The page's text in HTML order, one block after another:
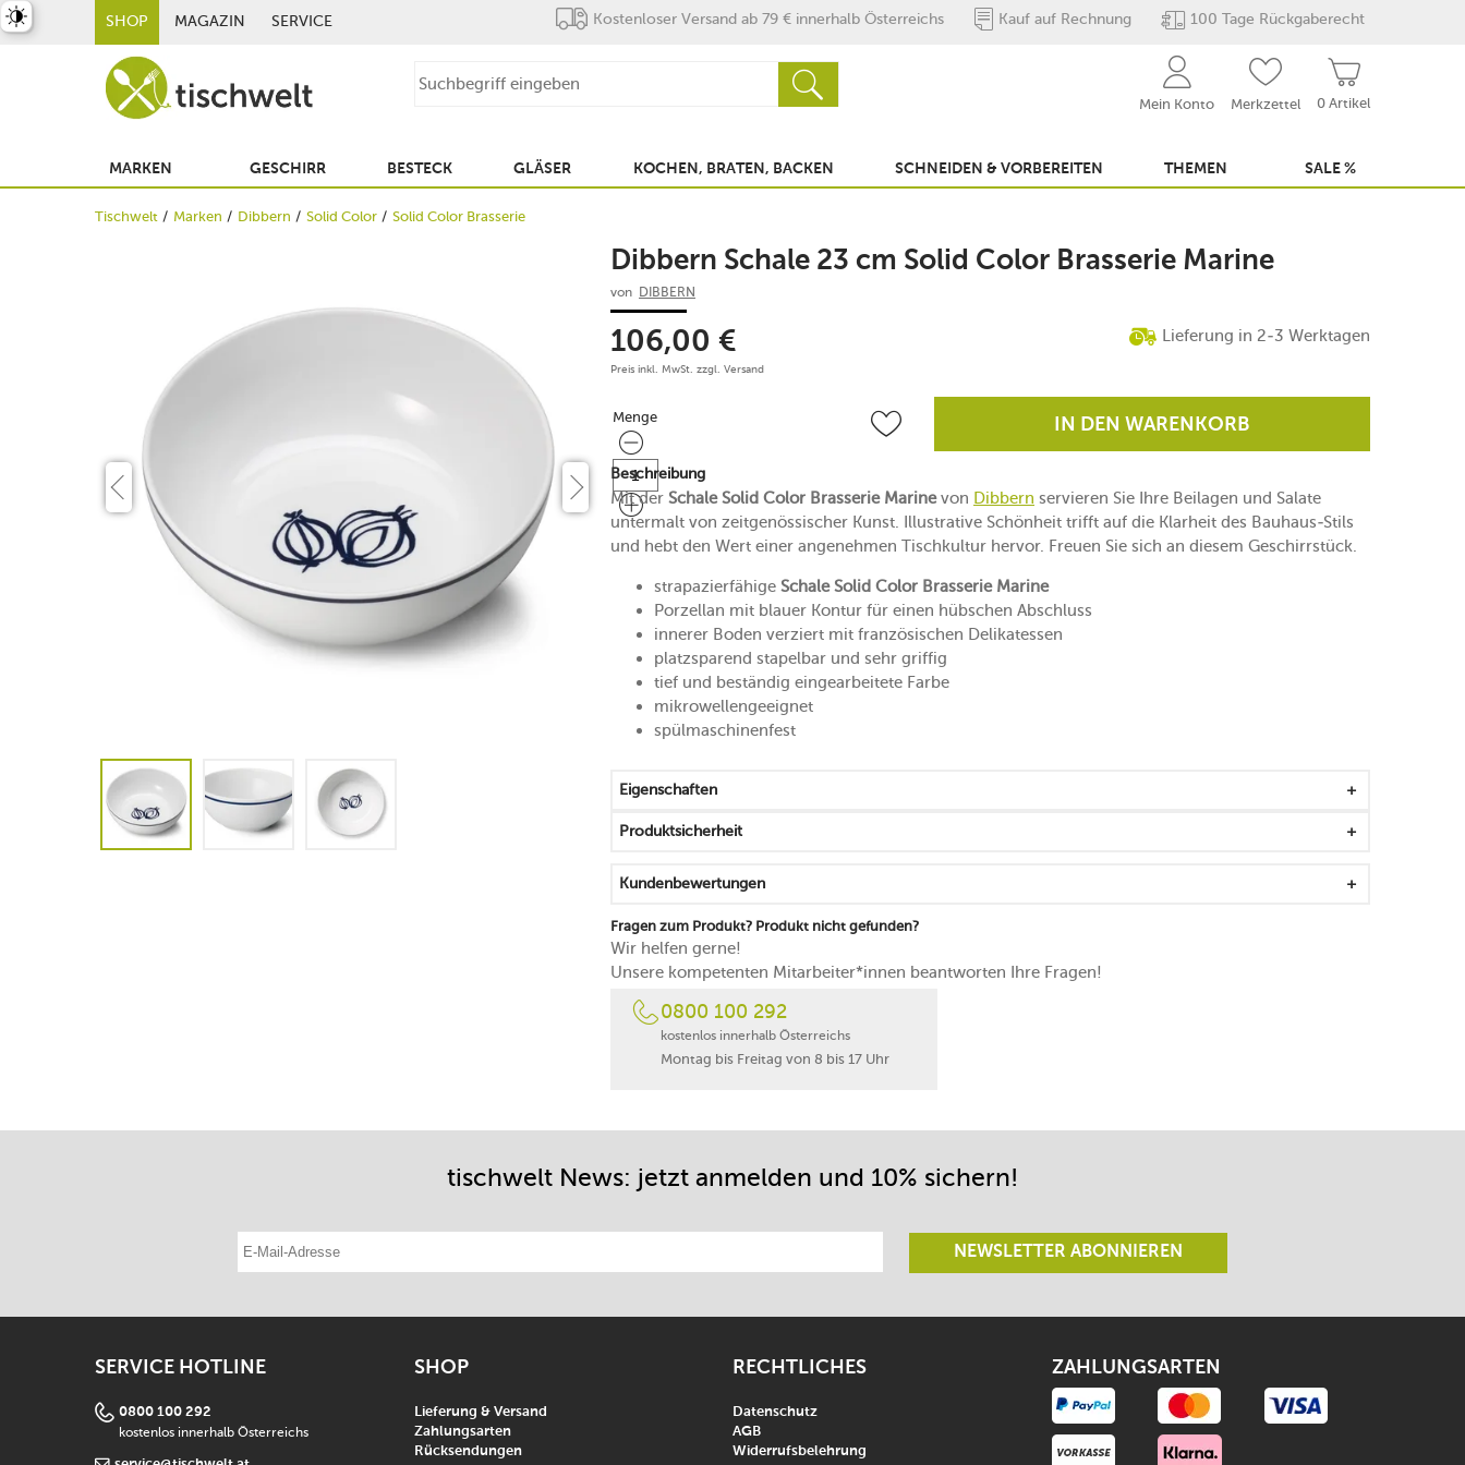
SHOP MAGAZIN SERVICE Kostenloser Versand ab 79 € innerhalb Österreichs Kauf auf Rechnung 100 Tage Rückgaberecht
0 Artikel
Mein Konto Merkzettel
MARKEN GESCHIRR BESTECK GLÄSER KOCHEN, BRATEN, BACKEN SCHNEIDEN & VORBEREITEN THEMEN SALE %
Tischwelt Marken Dibbern Solid Color Solid Color Brasserie
Dibbern Schale 23 cm Solid Color Brasserie Marine
von DIBBERN
106,00 €
Preis inkl. MwSt. zzgl. Versand
Lieferung in 2-3 Werktagen
Menge
Menge IN DEN WARENKORB
Beschreibung
Mit der Schale Solid Color Brasserie Marinevon Dibbern servieren Sie Ihre Beilagen und Salate
untermalt von zeitgenössischer Kunst. Illustrative Schönheit trifft auf die Klarheit des Bauhaus-Stils
und hebt den Wert einer angenehmen Tischkultur hervor. Freuen Sie sich an diesem Geschirrstück.
strapazierfähige Schale Solid Color Brasserie Marine
Porzellan mit blauer Kontur für einen hübschen Abschluss
innerer Boden verziert mit französischen Delikatessen
platzsparend stapelbar und sehr griffig
tief und beständig eingearbeitete Farbe
mikrowellengeeignet
spülmaschinenfest
Eigenschaften
Produktsicherheit
Kundenbewertungen
Fragen zum Produkt? Produkt nicht gefunden?
Wir helfen gerne!
Unsere kompetenten Mitarbeiter*innen beantworten Ihre Fragen!
0800 100 292
kostenlos innerhalb Österreichs
Montag bis Freitag von 8 bis 17 Uhr
tischwelt News: jetzt anmelden und 10% sichern!
E-Mail-Adresse eintragen
NEWSLETTER ABONNIEREN
SERVICE HOTLINE
0800 100 292
kostenlos innerhalb Österreichs
SHOP
Lieferung & Versand
Zahlungsarten
Rücksendungen
RECHTLICHES
Datenschutz
AGB
Widerrufsbelehrung
ZAHLUNGSARTEN
umschalten